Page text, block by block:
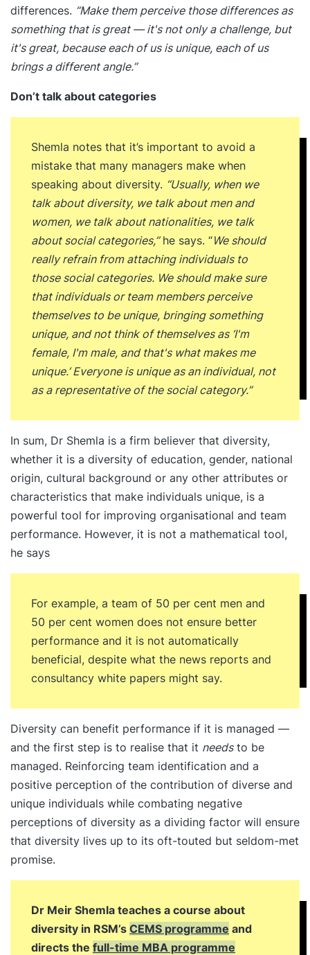
differences. “Make them perceive those differences as
something that is great — it's not only a challenge, but
it's great, because each of us is unique, each of us
brings a different angle.”
Don’t talk about categories
Shemla notes that it’s important to avoid a
mistake that many managers make when
speaking about diversity. “Usually, when we
talk about diversity, we talk about men and
women, we talk about nationalities, we talk
about social categories,”he says. “We should
really refrain from attaching individuals to
those social categories. We should make sure
that individuals or team members perceive
themselves to be unique, bringing something
unique, and not think of themselves as ‘I'm
female, I'm male, and that's what makes me
unique.’ Everyone is unique as an individual, not
as a representative of the social category.”
In sum, Dr Shemla is a firm believer that diversity,
whether it is a diversity of education, gender, national
origin, cultural background or any other attributes or
characteristics that make individuals unique, is a
powerful tool for improving organisational and team
performance. However, it is not a mathematical tool,
he says
For example, a team of 50 per cent men and
50 per cent women does not ensure better
performance and it is not automatically
beneficial, despite what the news reports and
consultancy white papers might say.
Diversity can benefit performance if it is managed —
and the first step is to realise that it needsto be
managed. Reinforcing team identification and a
positive perception of the contribution of diverse and
unique individuals while combating negative
perceptions of diversity as a dividing factor will ensure
that diversity lives up to its oft-touted but seldom-met
promise.
Dr Meir Shemla teaches a course about
diversity in RSM’s CEMS programme and
directs the full-time MBA programme